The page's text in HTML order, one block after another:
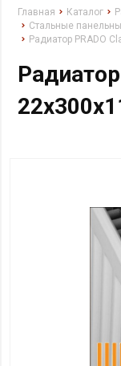
Главная Каталог
Стальные
Радиатор PRADO